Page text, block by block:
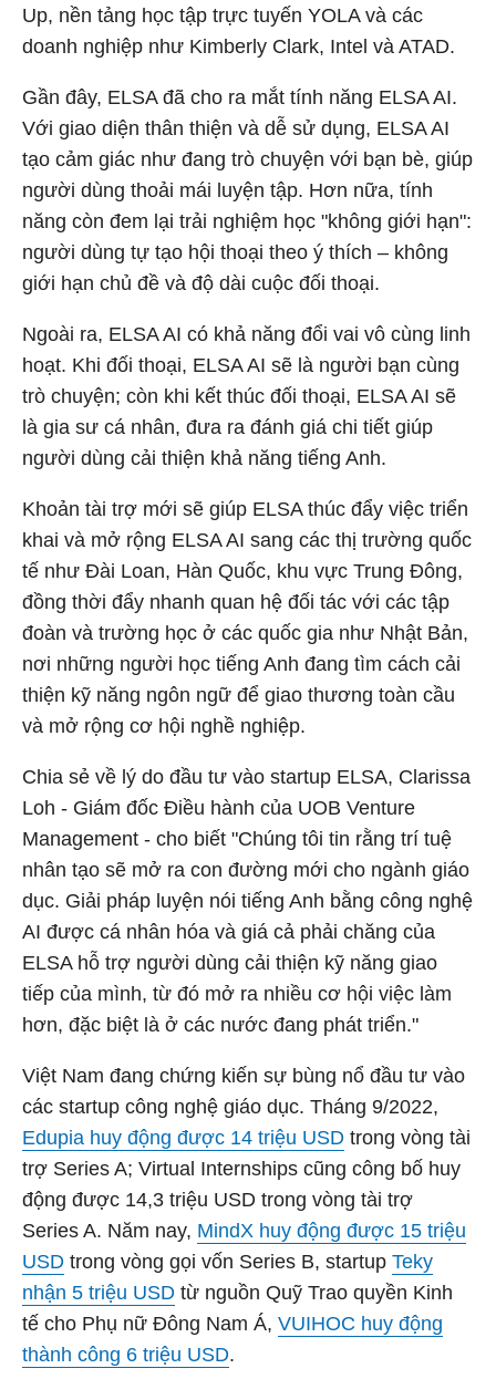
Up, nền tảng học tập trực tuyến YOLA và các
doanh nghiệp như Kimberly Clark, Intel và ATAD.
Gần đây, ELSA đã cho ra mắt tính năng ELSA AI.
Với giao diện thân thiện và dễ sử dụng, ELSA AI
tạo cảm giác như đang trò chuyện với bạn bè, giúp
người dùng thoải mái luyện tập. Hơn nữa, tính
năng còn đem lại trải nghiệm học "không giới hạn":
người dùng tự tạo hội thoại theo ý thích – không
giới hạn chủ đề và độ dài cuộc đối thoại.
Ngoài ra, ELSA AI có khả năng đổi vai vô cùng linh
hoạt. Khi đối thoại, ELSA AI sẽ là người bạn cùng
trò chuyện; còn khi kết thúc đối thoại, ELSA AI sẽ
là gia sư cá nhân, đưa ra đánh giá chi tiết giúp
người dùng cải thiện khả năng tiếng Anh.
Khoản tài trợ mới sẽ giúp ELSA thúc đẩy việc triển
khai và mở rộng ELSA AI sang các thị trường quốc
tế như Đài Loan, Hàn Quốc, khu vực Trung Đông,
đồng thời đẩy nhanh quan hệ đối tác với các tập
đoàn và trường học ở các quốc gia như Nhật Bản,
nơi những người học tiếng Anh đang tìm cách cải
thiện kỹ năng ngôn ngữ để giao thương toàn cầu
và mở rộng cơ hội nghề nghiệp.
Chia sẻ về lý do đầu tư vào startup ELSA, Clarissa
Loh - Giám đốc Điều hành của UOB Venture
Management - cho biết "Chúng tôi tin rằng trí tuệ
nhân tạo sẽ mở ra con đường mới cho ngành giáo
dục. Giải pháp luyện nói tiếng Anh bằng công nghệ
AI được cá nhân hóa và giá cả phải chăng của
ELSA hỗ trợ người dùng cải thiện kỹ năng giao
tiếp của mình, từ đó mở ra nhiều cơ hội việc làm
hơn, đặc biệt là ở các nước đang phát triển."
Việt Nam đang chứng kiến sự bùng nổ đầu tư vào
các startup công nghệ giáo dục. Tháng 9/2022,
Edupia huy động được 14 triệu USD trong vòng tài
trợ Series A; Virtual Internships cũng công bố huy
động được 14,3 triệu USD trong vòng tài trợ
Series A. Năm nay, MindX huy động được 15 triệu
USD trong vòng gọi vốn Series B, startup Teky
nhận 5 triệu USD từ nguồn Quỹ Trao quyền Kinh
tế cho Phụ nữ Đông Nam Á, VUIHOC huy động
thành công 6 triệu USD.